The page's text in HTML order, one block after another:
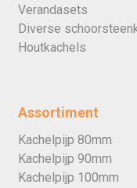
Verandasets
Diverse
Houtkachels
Assortiment
Kachelpijp 80mm
Kachelpijp 90mm
Kachelpijp 100mm